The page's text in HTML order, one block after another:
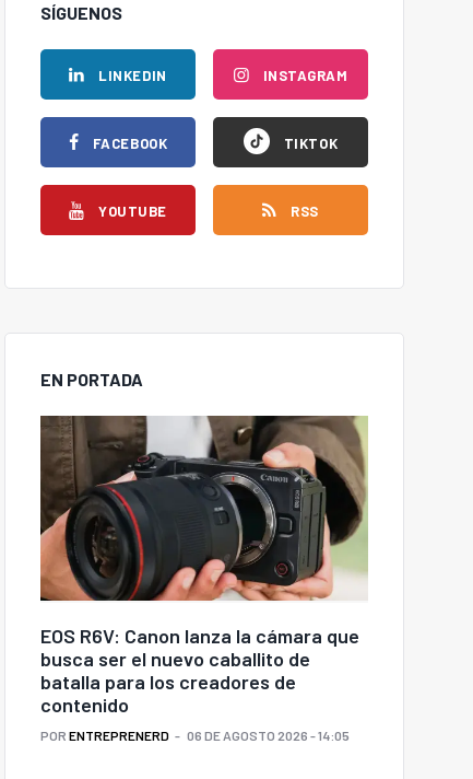
SÍGUENOS
LINKEDIN
FACEBOOK
YOUTUBE
INSTAGRAM
TIKTOK
RSS
EN PORTADA
EOS R6V: Canon lanza la cámara que
busca ser el nuevo caballito de
batalla para los creadores de
contenido
POR ENTREPRENERD 06 DE AGOSTO 2026 - 14:05